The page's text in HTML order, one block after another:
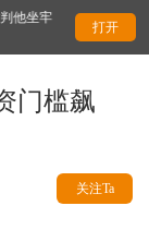
坐牢
迎
始
打开
门槛飙
关注Ta